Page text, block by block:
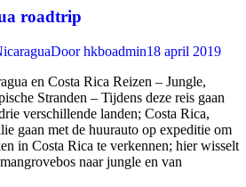
roadtrip
Doorhkboadmin18 april 2019
en Costa Rica Reizen – Jungle,
Stranden – Tijdens deze reis gaan
verschillende landen; Costa Rica,
gaan met de huurauto op expeditie om
in Costa Rica te verkennen; hier wisselt
naar jungle en van